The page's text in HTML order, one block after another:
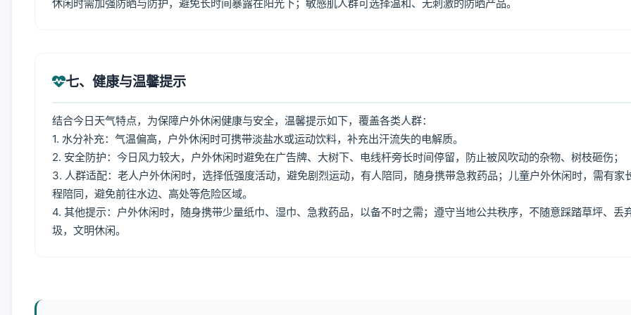
休闲时需加强防晒与防护，避免长时间暴露在阳光下；敏感肌人群可选择温和、无刺激的防晒产品。
七、健康与温馨提示
结合今日天气特点，为保障户外休闲健康与安全，温馨提示如下，覆盖各类人群：
1. 水分补充：气温偏高，户外休闲时可携带淡盐水或运动饮料，补充出汗流失的电解质。
2. 安全防护：今日风力较大，户外休闲时避免在广告牌、大树下、电线杆旁长时间停留，防止被风吹动的杂物、树枝砸伤；
3. 人群适配：老人户外休闲时，选择低强度活动，避免剧烈运动，有人陪同，随身携带急救药品；儿童户外休闲时，需有家
程陪同，避免前往水边、高处等危险区域。
4. 其他提示：户外休闲时，随身携带少量纸巾、湿巾、急救药品，以备不时之需；遵守当地公共秩序，不随意踩踏草坪、丢
圾，文明休闲。